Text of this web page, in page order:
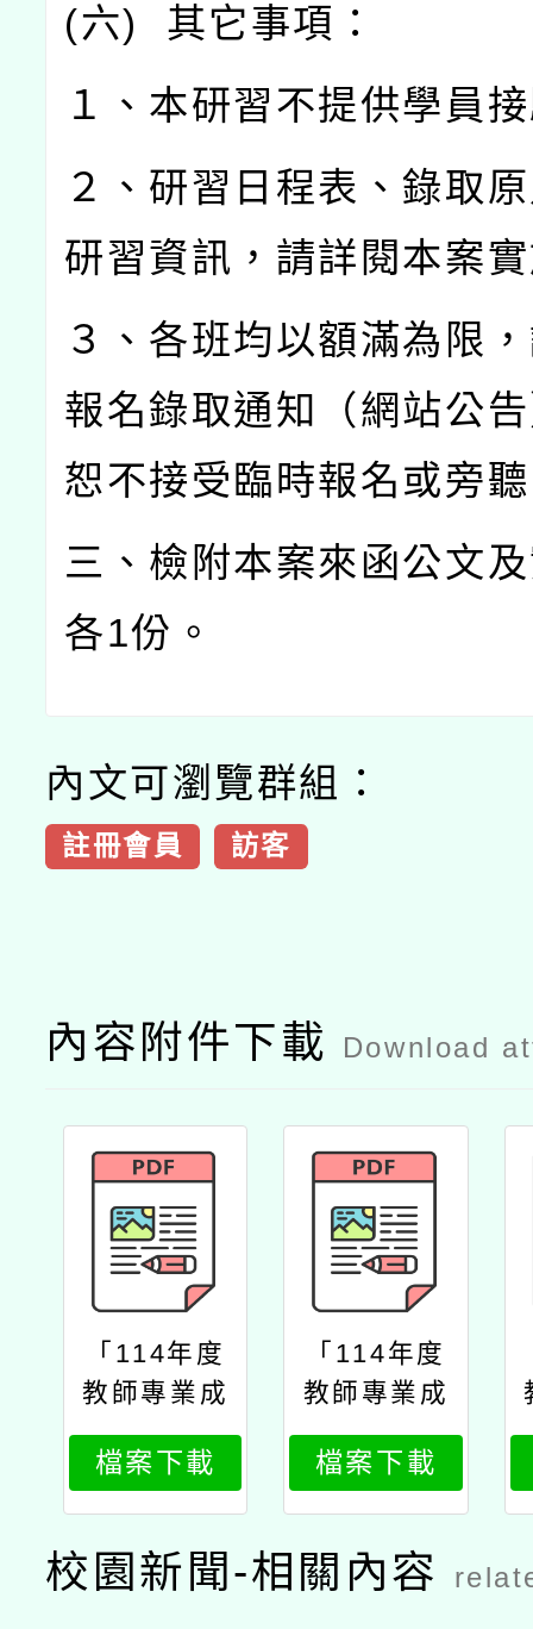
(六) 其它事項：
１、本研習不提供學員
２、研習日程表、錄取
研習資訊，請詳閱本案
３、各班均以額滿為限
報名錄取通知（網站公
恕不接受臨時報名或旁
三、檢附本案來函公文
各1份。
內文可瀏覽群組：
註冊會員 訪客
內容附件下載 Download
「114年度
教師專業成
長研習『夢
的n次方』
實踐家論壇
（中區臺中
場）」
檔案下載
「114年度
教師專業成
長研習『夢
的n次方』
實踐家論壇
（中區臺中
場）」公文
檔案下載
校園新聞-相關內容